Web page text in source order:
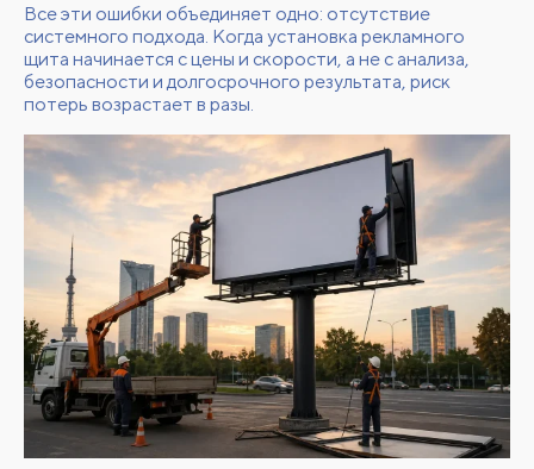
Все эти ошибки объединяет одно: отсутствие
системного подхода. Когда установка рекламного
щита начинается с цены и скорости, а не с анализа,
безопасности и долгосрочного результата, риск
потерь возрастает в разы.